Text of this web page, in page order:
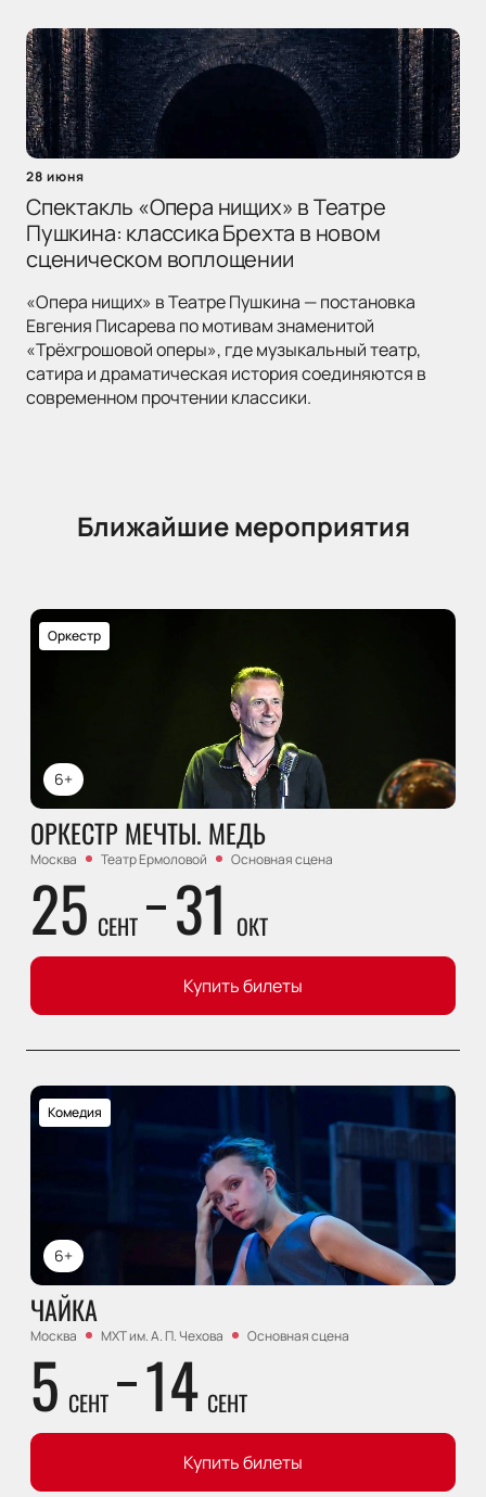
28 июня
Спектакль «Опера нищих» в Театре
Пушкина: классика Брехта в новом
сценическом воплощении
«Опера нищих» в Театре Пушкина — постановка
Евгения Писарева по мотивам знаменитой
«Трёхгрошовой оперы», где музыкальный театр,
сатира и драматическая история соединяются в
современном прочтении классики.
Ближайшие мероприятия
6+
Оркестр
ОРКЕСТР МЕЧТЫ. МЕДЬ
Москва Театр Ермоловой Основная сцена
25 СЕНТ 31 ОКТ
Купить билеты
6+
Комедия
ЧАЙКА
Москва МХТ им. А. П. Чехова Основная сцена
5 СЕНТ 14 СЕНТ
Купить билеты